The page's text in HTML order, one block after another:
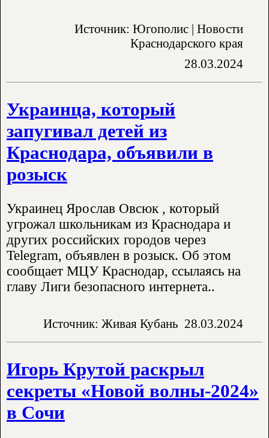
Источник: Югополис | Новости
Краснодарского края
28.03.2024
Украинца, который
запугивал детей из
Краснодара, объявили в
розыск
Украинец Ярослав Овсюк , который
угрожал школьникам из Краснодара и
других российских городов через
Telegram, объявлен в розыск. Об этом
сообщает МЦУ Краснодар, ссылаясь на
главу Лиги безопасного интернета..
Источник: Живая Кубань 28.03.2024
Игорь Крутой раскрыл
секреты «Новой волны-2024»
в Сочи